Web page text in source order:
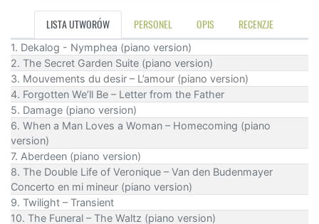
LISTA UTWORÓW PERSONEL OPIS RECENZJE
1. Dekalog - Nymphea (piano version)
2. The Secret Garden Suite (piano version)
3. Mouvements du desir – L’amour (piano version)
4. Forgotten We’ll Be – Letter from the Father
5. Damage (piano version)
6. When a Man Loves a Woman – Homecoming (piano
version)
7. Aberdeen (piano version)
8. The Double Life of Veronique – Van den Budenmayer
Concerto en mi mineur (piano version)
9. Twilight – Transient
10. The Funeral – The Waltz (piano version)